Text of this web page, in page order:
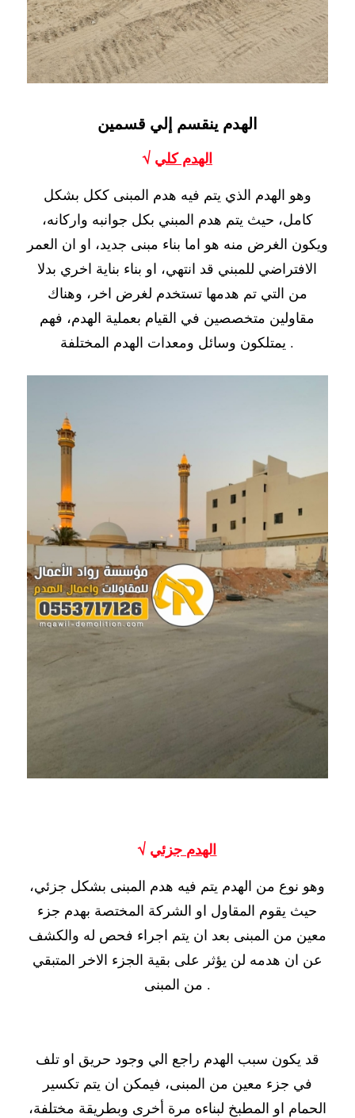
الهدم ينقسم إلي قسمين
√ الهدم كلي
وهو الهدم الذي يتم فيه هدم المبنى ككل بشكل
كامل، حيث يتم هدم المبني بكل جوانبه واركانه،
ويكون الغرض منه هو اما بناء مبنى جديد، او ان العمر
الافتراضي للمبني قد انتهي، او بناء بناية اخري بدلا
من التي تم هدمها تستخدم لغرض اخر، وهناك
مقاولين متخصصين في القيام بعملية الهدم، فهم
يمتلكون وسائل ومعدات الهدم المختلفة .
√ الهدم جزئي
وهو نوع من الهدم يتم فيه هدم المبنى بشكل جزئي،
حيث يقوم المقاول او الشركة المختصة بهدم جزء
معين من المبنى بعد ان يتم اجراء فحص له والكشف
عن ان هدمه لن يؤثر على بقية الجزء الاخر المتبقي
من المبنى .
قد يكون سبب الهدم راجع الي وجود حريق او تلف
في جزء معين من المبنى، فيمكن ان يتم تكسير
الحمام او المطبخ لبناءه مرة أخرى وبطريقة مختلفة،